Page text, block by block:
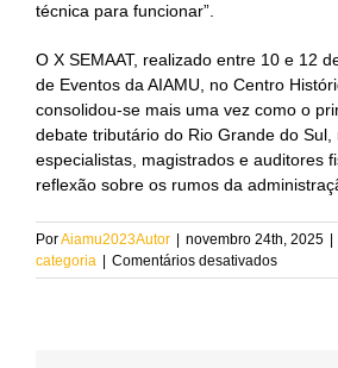
técnica para funcionar”.
O X SEMAAT, realizado entre 10 e 12
de Eventos da AIAMU, no Centro
consolidou-se mais uma vez como o
debate tributário do Rio Grande do Sul,
especialistas, magistrados e auditores
reflexão sobre os rumos da
PorAiamu2023Autor novembro 24th, 2025
categoria
Comentários desativadosem
Reforma